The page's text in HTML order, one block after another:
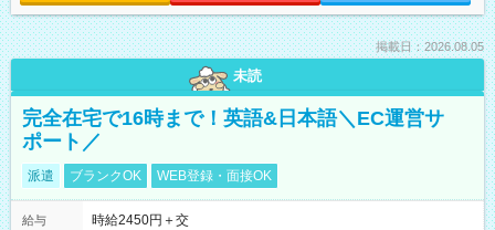
掲載日：2026.08.05
未読
完全在宅で16時まで！英語&日本語＼EC運営サ
ポート／
派遣 ブランクOK WEB登録・面接OK
給与 時給2450円＋交